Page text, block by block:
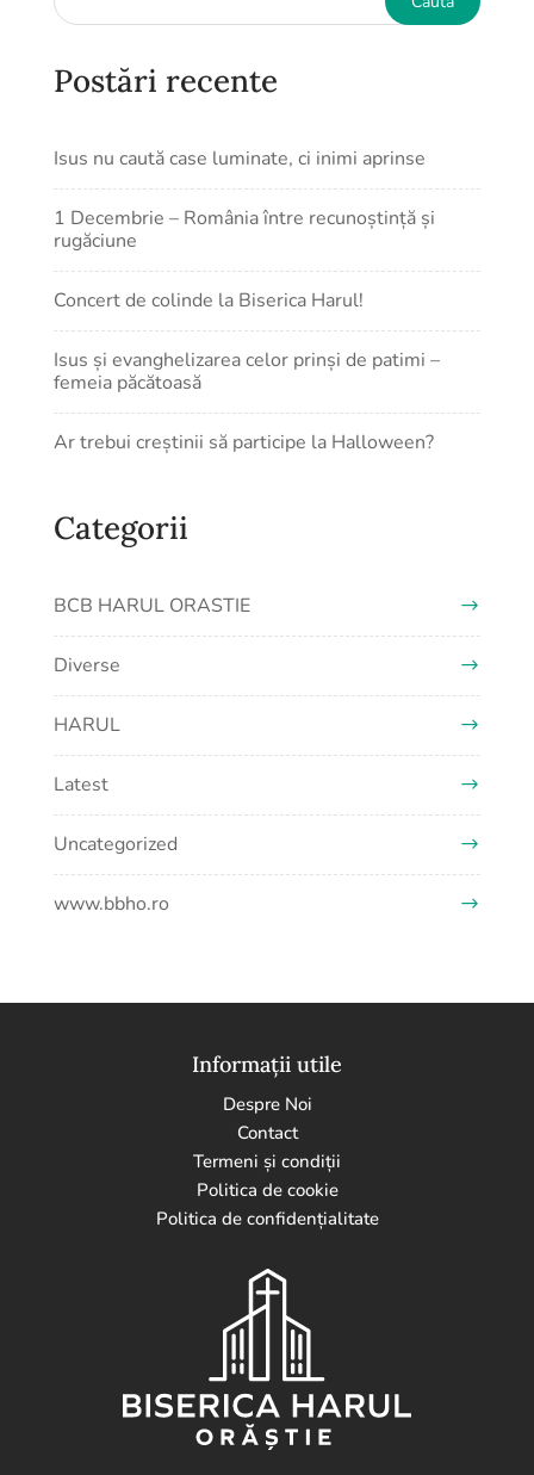
Postări recente
Isus nu caută case luminate, ci inimi aprinse
1 Decembrie – România între recunoștință și
rugăciune
Concert de colinde la Biserica Harul!
Isus și evanghelizarea celor prinși de patimi –
femeia păcătoasă
Ar trebui creștinii să participe la Halloween?
Categorii
BCB HARUL ORASTIE
Diverse
HARUL
Latest
Uncategorized
www.bbho.ro
Informații utile
Despre Noi
Contact
Termeni și condiții
Politica de cookie
Politica de confidențialitate